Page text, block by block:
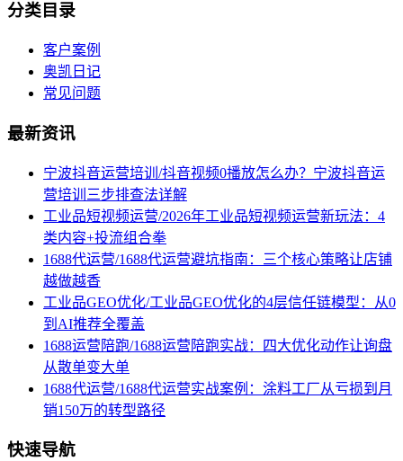
分类目录
客户案例
奥凯日记
常见问题
最新资讯
宁波抖音运营培训/抖音视频0播放怎么办？宁波抖音运
营培训三步排查法详解
工业品短视频运营/2026年工业品短视频运营新玩法：4
类内容+投流组合拳
1688代运营/1688代运营避坑指南：三个核心策略让店铺
越做越香
工业品GEO优化/工业品GEO优化的4层信任链模型：从0
到AI推荐全覆盖
1688运营陪跑/1688运营陪跑实战：四大优化动作让询盘
从散单变大单
1688代运营/1688代运营实战案例：涂料工厂从亏损到月
销150万的转型路径
快速导航